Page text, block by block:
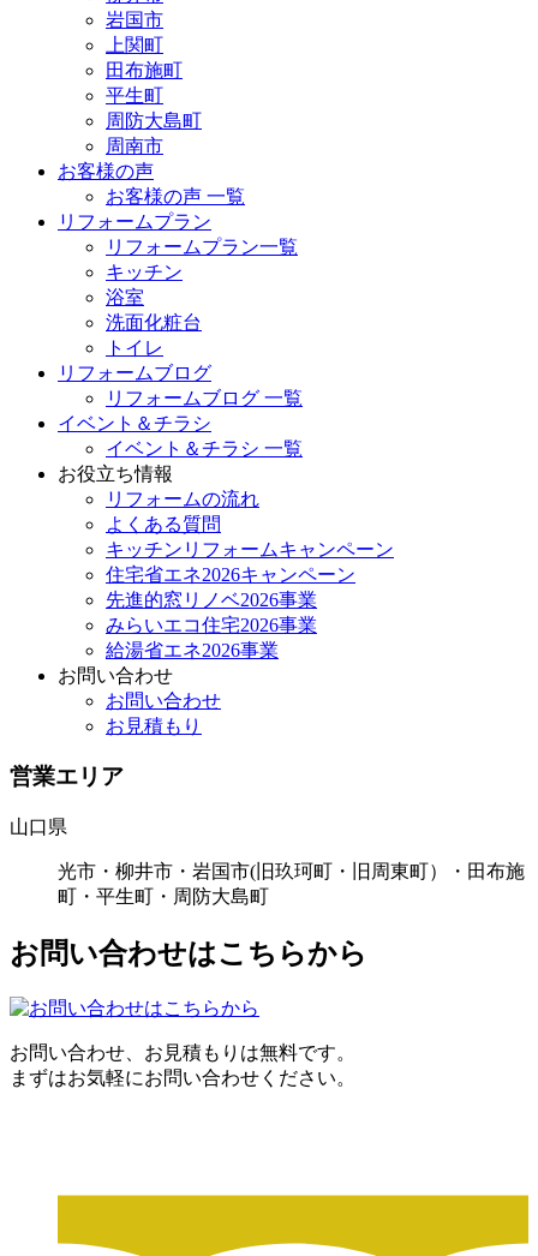
岩国市
上関町
田布施町
平生町
周防大島町
周南市
お客様の声
お客様の声 一覧
リフォームプラン
リフォームプラン一覧
キッチン
浴室
洗面化粧台
トイレ
リフォームブログ
リフォームブログ 一覧
イベント＆チラシ
イベント＆チラシ 一覧
お役立ち情報
リフォームの流れ
よくある質問
キッチンリフォームキャンペーン
住宅省エネ2026キャンペーン
先進的窓リノベ2026事業
みらいエコ住宅2026事業
給湯省エネ2026事業
お問い合わせ
お問い合わせ
お見積もり
営業エリア
山口県
光市・柳井市・岩国市(旧玖珂町・旧周東町）・田布施
町・平生町・周防大島町
お問い合わせはこちらから
お問い合わせ、お見積もりは無料です。
まずはお気軽にお問い合わせください。